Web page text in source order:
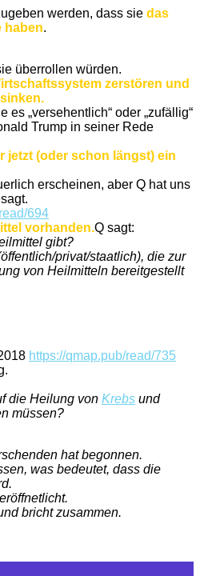
werden, dass sie das
haben.
überrollen würden.
zerstören und
es „versehentlich“ oder „zufällig“
Trump in seiner Rede
jetzt (oder schon längst) ein
erscheinen, aber Q hat uns
694
vorhanden.Q sagt:
gibt?
privat/staatlich), die zur
von Heilmitteln bereitgestellt
https://qmap.pub/read/735
die Heilung von Krebs und
müssen?
hat begonnen.
was bedeutet, dass die
bricht zusammen.